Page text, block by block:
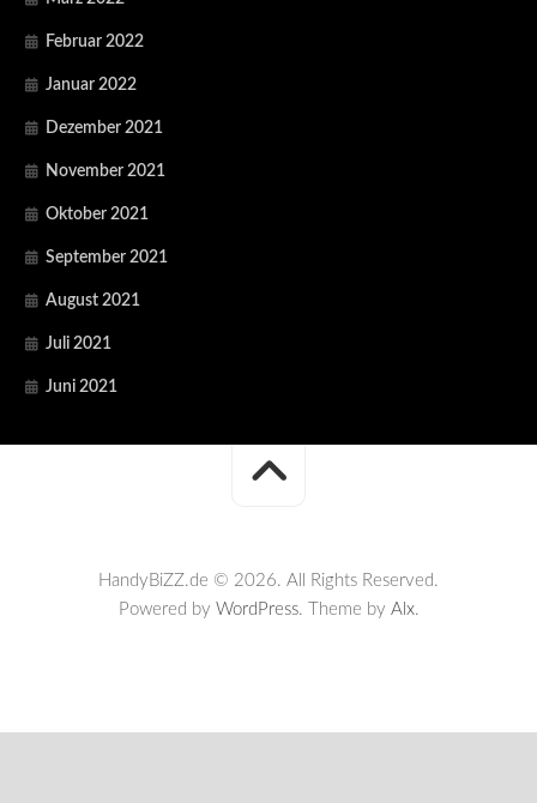
Februar 2022
Januar 2022
Dezember 2021
November 2021
Oktober 2021
September 2021
August 2021
Juli 2021
Juni 2021
HandyBiZZ.de © 2026. All Rights Reserved.
Powered by WordPress. Theme by Alx.